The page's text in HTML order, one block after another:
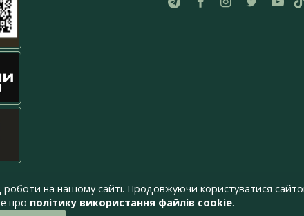
на нашому сайті. Продовжуючи користуватися
про політику використання файлів cookie.